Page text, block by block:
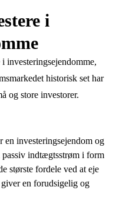
i
investeringsejendomme,
historisk set har
og store investorer.
en investeringsejendom og
indtægtsstrøm i form
største fordele ved at eje
en forudsigelig og